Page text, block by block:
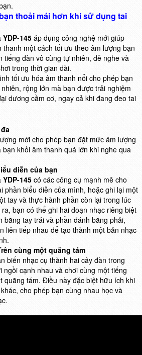
thoải mái hơn khi sử dụng tai
YDP-145 áp dụng công nghệ mới giúp
thanh một cách tối ưu theo âm lượng bạn
tiếng đàn vô cùng tự nhiên, dễ nghe và
trong thời gian dài.
tối ưu hóa âm thanh nổi cho phép bạn
rộng lớn mà bạn được trải nghiệm
dương cầm cơ, ngay cả khi đang đeo tai
mới cho phép bạn đặt mức âm lượng
khỏi âm thanh quá lớn khi nghe qua
diễn của bạn
YDP-145 có các công cụ mạnh mẽ cho
phần biểu diễn của mình, hoặc ghi lại một
tay và thực hành phần còn lại trong lúc
bạn có thể ghi hai đoạn nhạc riêng biệt
bằng tay trái và phần đánh bằng phải,
liên tiếp nhau để tạo thành một bản nhạc
cùng một quãng tám
biến nhạc cụ thành hai cây đàn trong
ngồi cạnh nhau và chơi cùng một tiếng
quãng tám. Điều này đặc biệt hữu ích khi
cho phép bạn cùng nhau học và